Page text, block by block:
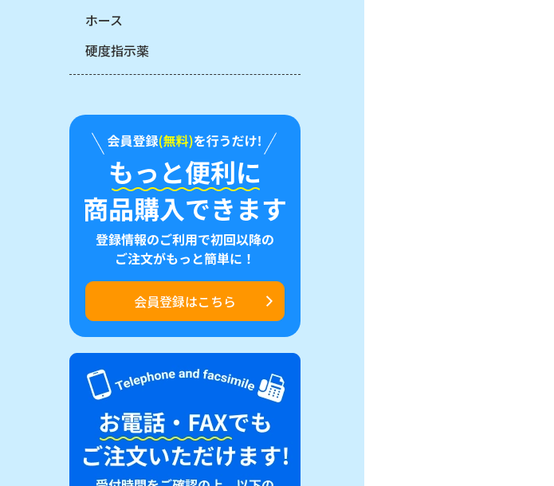
ホース
硬度指示薬
会員登録はこちら